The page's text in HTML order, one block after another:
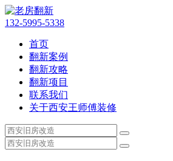
132-5995-5338
首页
翻新案例
翻新攻略
翻新项目
联系我们
关于西安王师傅装修